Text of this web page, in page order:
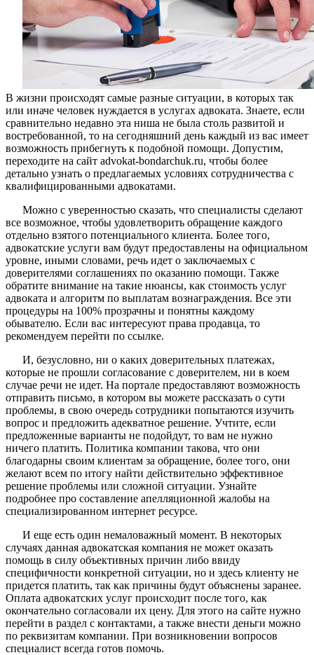
В жизни происходят самые разные ситуации, в которых так
или иначе человек нуждается в услугах адвоката. Знаете, если
сравнительно недавно эта ниша не была столь развитой и
востребованной, то на сегодняшний день каждый из вас имеет
возможность прибегнуть к подобной помощи. Допустим,
переходите на сайт advokat-bondarchuk.ru, чтобы более
детально узнать о предлагаемых условиях сотрудничества с
квалифицированными адвокатами.
Можно с уверенностью сказать, что специалисты сделают
все возможное, чтобы удовлетворить обращение каждого
отдельно взятого потенциального клиента. Более того,
адвокатские услуги вам будут предоставлены на официальном
уровне, иными словами, речь идет о заключаемых с
доверителями соглашениях по оказанию помощи. Также
обратите внимание на такие нюансы, как стоимость услуг
адвоката и алгоритм по выплатам вознаграждения. Все эти
процедуры на 100% прозрачны и понятны каждому
обывателю. Если вас интересуют права продавца, то
рекомендуем перейти по ссылке.
И, безусловно, ни о каких доверительных платежах,
которые не прошли согласование с доверителем, ни в коем
случае речи не идет. На портале предоставляют возможность
отправить письмо, в котором вы можете рассказать о сути
проблемы, в свою очередь сотрудники попытаются изучить
вопрос и предложить адекватное решение. Учтите, если
предложенные варианты не подойдут, то вам не нужно
ничего платить. Политика компании такова, что они
благодарны своим клиентам за обращение, более того, они
желают всем по итогу найти действительно эффективное
решение проблемы или сложной ситуации. Узнайте
подробнее про составление апелляционной жалобы на
специализированном интернет ресурсе.
И еще есть один немаловажный момент. В некоторых
случаях данная адвокатская компания не может оказать
помощь в силу объективных причин либо ввиду
специфичности конкретной ситуации, но и здесь клиенту не
придется платить, так как причины будут объяснены заранее.
Оплата адвокатских услуг происходит после того, как
окончательно согласовали их цену. Для этого на сайте нужно
перейти в раздел с контактами, а также внести деньги можно
по реквизитам компании. При возникновении вопросов
специалист всегда готов помочь.